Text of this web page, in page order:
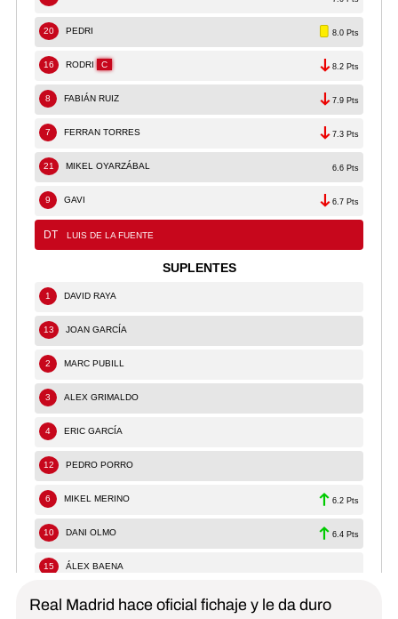
Real Madrid hace oficial fichaje y le da duro